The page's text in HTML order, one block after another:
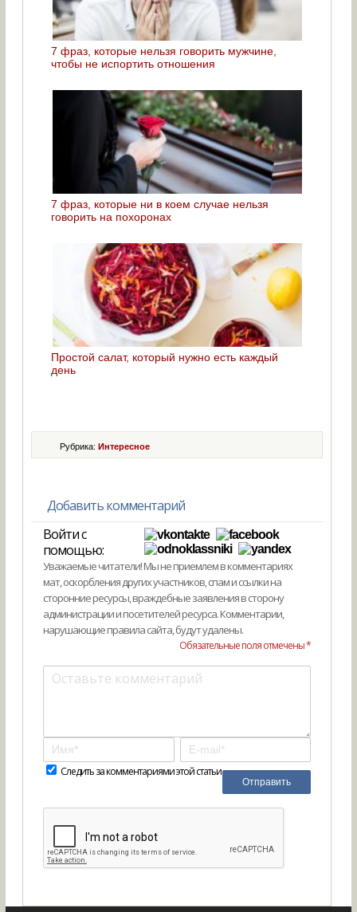
7 фраз, которые нельзя говорить мужчине,
чтобы не испортить отношения
7 фраз, которые ни в коем случае нельзя
говорить на похоронах
Простой салат, который нужно есть каждый
день
Рубрика:Интересное
Добавить комментарий
Войти с
помощью:
Уважаемые читатели! Мы не приемлем в комментариях
мат, оскорбления других участников, спам и ссылки на
сторонние ресурсы, враждебные заявления в сторону
администрации и посетителей ресурса. Комментарии,
нарушающие правила сайта, будут удалены.
Обязательные поля отмечены *
Следить за комментариями этой статьи